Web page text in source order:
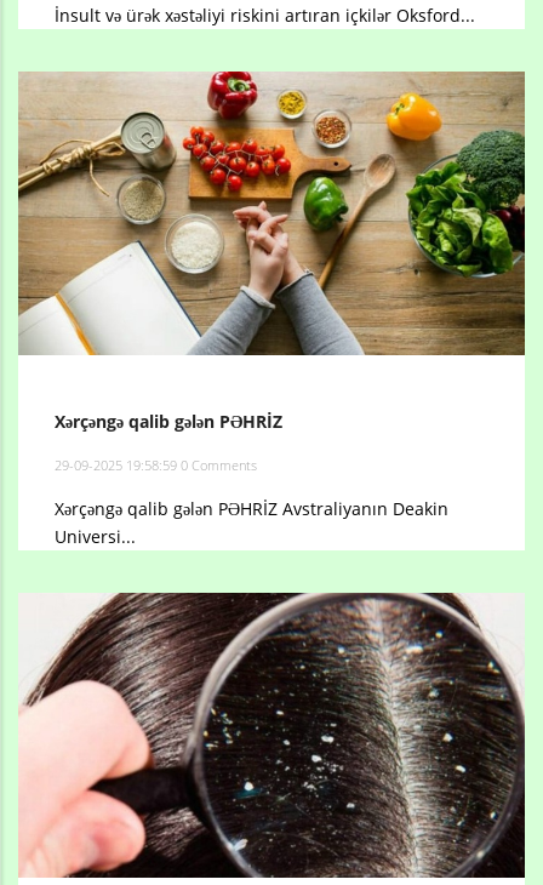
İnsult və ürək xəstəliyi riskini artıran içkilər Oksford...
Xərçəngə qalib gələn PƏHRİZ
29-09-2025 19:58:59 0 Comments
Xərçəngə qalib gələn PƏHRİZ Avstraliyanın Deakin
Universi...